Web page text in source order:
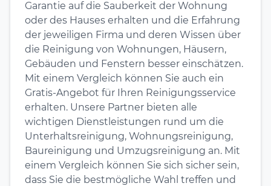
Garantie auf die Sauberkeit der Wohnung
oder des Hauses erhalten und die Erfahrung
der jeweiligen Firma und deren Wissen über
die Reinigung von Wohnungen, Häusern,
Gebäuden und Fenstern besser einschätzen.
Mit einem Vergleich können Sie auch ein
Gratis-Angebot für Ihren Reinigungsservice
erhalten. Unsere Partner bieten alle
wichtigen Dienstleistungen rund um die
Unterhaltsreinigung, Wohnungsreinigung,
Baureinigung und Umzugsreinigung an. Mit
einem Vergleich können Sie sich sicher sein,
dass Sie die bestmögliche Wahl treffen und